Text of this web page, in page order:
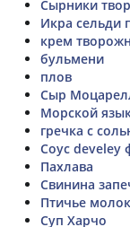
Сырники
Икра сельди
крем
бульмени
плов
Сыр
Морской
гречка с
Соус develey
Пахлава
Свинина
Птичье
Суп Харчо